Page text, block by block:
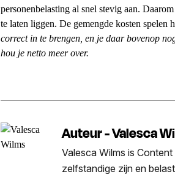
personenbelasting al snel stevig aan.
te laten liggen. De gemengde kosten spelen
correct in te brengen, en je daar bovenop
hou je netto meer over.
Auteur - Valesca
Valesca Wilms is
zelfstandige zijn en